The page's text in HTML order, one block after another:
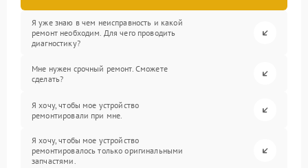
Я уже знаю в чем неисправность и какой
ремонт необходим. Для чего проводить
диагностику?
Мне нужен срочный ремонт. Сможете
сделать?
Я хочу, чтобы мое устройство
ремонтировали при мне.
Я хочу, чтобы мое устройство
ремонтировалось только оригинальными
запчастями.